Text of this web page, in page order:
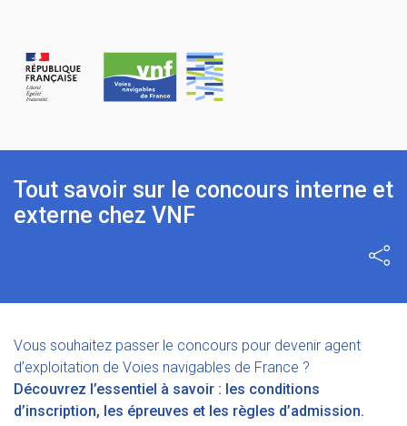
Tout savoir sur le concours interne et
externe chez VNF
Vous souhaitez passer le concours pour devenir agent
d’exploitation de Voies navigables de France ?
Découvrez l’essentiel à savoir : les conditions
d’inscription, les épreuves et les règles d’admission.